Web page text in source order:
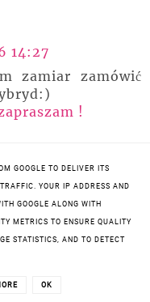
14:27
zamiar zamówić
!
14:59
2016 16:14
GOOGLE TO DELIVER ITS
YOUR IP ADDRESS AND
GOOGLE ALONG WITH
METRICS TO ENSURE QUALITY
STATISTICS, AND TO DETECT
OK